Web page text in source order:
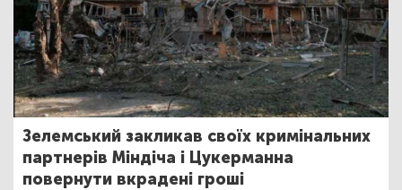
Зелемський закликав своїх кримінальних
партнерів Міндіча і Цукерманна
повернути вкрадені гроші